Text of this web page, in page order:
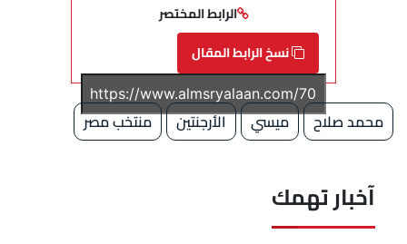
الرابط المختصر
نسخ الرابط المقال
محمد صلاح ميسي الأرجنتين منتخب مصر
آخبار تهمك